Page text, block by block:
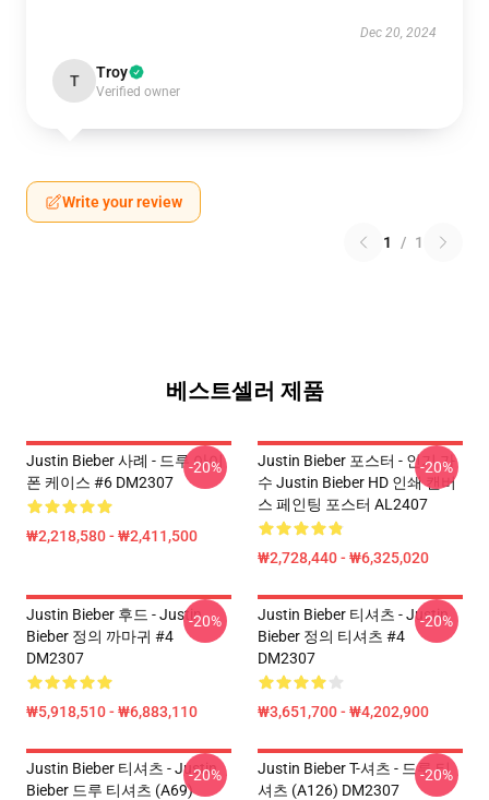
Dec 20, 2024
T Troy
Verified owner
Write your review
1 / 1
베스트셀러 제품
Justin Bieber 사례 - 드루 아이
폰 케이스 #6 DM2307
₩2,218,580 - ₩2,411,500
-20%
Justin Bieber 포스터 - 인기 가
수 Justin Bieber HD 인쇄 캔버
스 페인팅 포스터 AL2407
₩2,728,440 - ₩6,325,020
-20%
Justin Bieber 후드 - Justin
Bieber 정의 까마귀 #4
DM2307
₩5,918,510 - ₩6,883,110
-20%
Justin Bieber 티셔츠 - Justin
Bieber 정의 티셔츠 #4
DM2307
₩3,651,700 - ₩4,202,900
-20%
Justin Bieber 티셔츠 - Justin
Bieber 드루 티셔츠 (A69)
-20%
Justin Bieber T-셔츠 - 드루 티
셔츠 (A126) DM2307
-20%